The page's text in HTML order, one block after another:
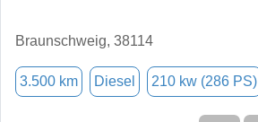
Braunschweig, 38114
3.500 km Diesel 210 kw (286 PS)